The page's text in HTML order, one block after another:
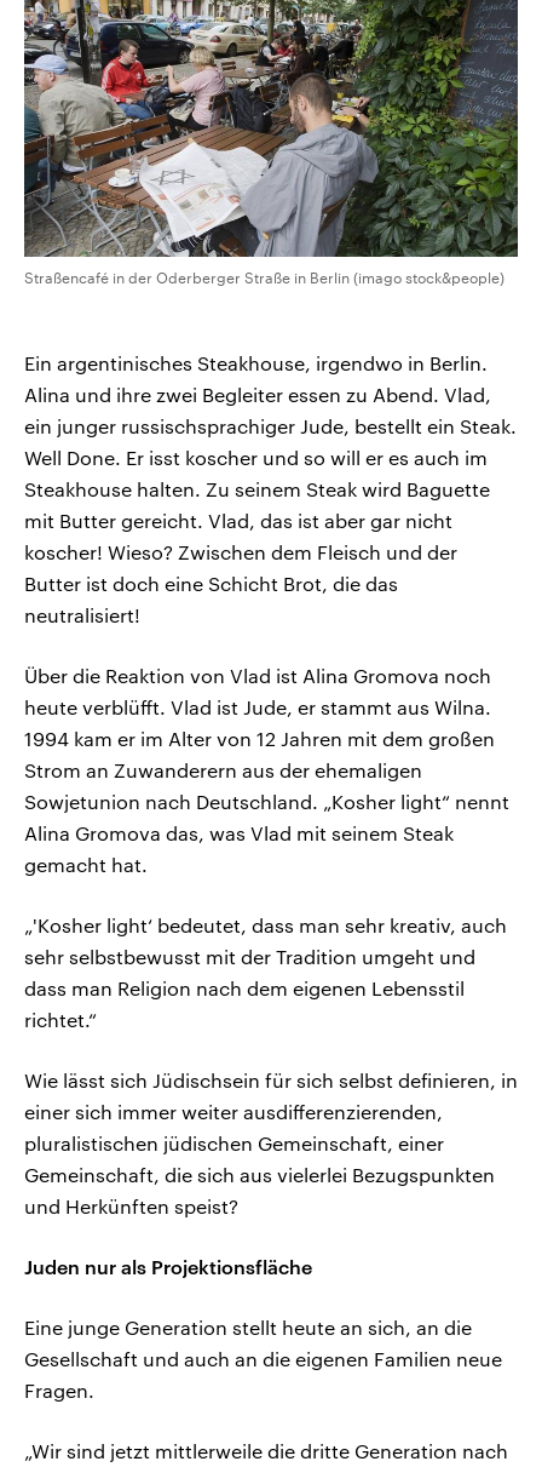
Straßencafé in der Oderberger Straße in Berlin (imago stock&people)
Ein argentinisches Steakhouse, irgendwo in Berlin.
Alina und ihre zwei Begleiter essen zu Abend. Vlad,
ein junger russischsprachiger Jude, bestellt ein Steak.
Well Done. Er isst koscher und so will er es auch im
Steakhouse halten. Zu seinem Steak wird Baguette
mit Butter gereicht. Vlad, das ist aber gar nicht
koscher! Wieso? Zwischen dem Fleisch und der
Butter ist doch eine Schicht Brot, die das
neutralisiert!
Über die Reaktion von Vlad ist Alina Gromova noch
heute verblüfft. Vlad ist Jude, er stammt aus Wilna.
1994 kam er im Alter von 12 Jahren mit dem großen
Strom an Zuwanderern aus der ehemaligen
Sowjetunion nach Deutschland. „Kosher light“ nennt
Alina Gromova das, was Vlad mit seinem Steak
gemacht hat.
„'Kosher light‘ bedeutet, dass man sehr kreativ, auch
sehr selbstbewusst mit der Tradition umgeht und
dass man Religion nach dem eigenen Lebensstil
richtet.“
Wie lässt sich Jüdischsein für sich selbst definieren, in
einer sich immer weiter ausdifferenzierenden,
pluralistischen jüdischen Gemeinschaft, einer
Gemeinschaft, die sich aus vielerlei Bezugspunkten
und Herkünften speist?
Juden nur als Projektionsfläche
Eine junge Generation stellt heute an sich, an die
Gesellschaft und auch an die eigenen Familien neue
Fragen.
„Wir sind jetzt mittlerweile die dritte Generation nach